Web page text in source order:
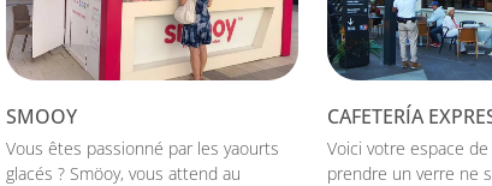
SMOOY
Vous êtes passionné par les yaourts
glacés ? Smöoy, vous attend au
CAFETERÍA
Voici votre espace
prendre un verre ne